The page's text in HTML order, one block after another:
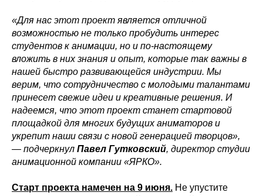
«Для нас этот проект является отличной
возможностью не только пробудить интерес
студентов к анимации, но и по-настоящему
вложить в них знания и опыт, которые так важны в
нашей быстро развивающейся индустрии. Мы
верим, что сотрудничество с молодыми талантами
принесет свежие идеи и креативные решения. И
надеемся, что этот проект станет стартовой
площадкой для многих будущих аниматоров и
укрепит наши связи с новой генерацией творцов»,
— подчеркнул Павел Гутковский, директор студии
анимационной компании «ЯРКО».
Старт проекта намечен на 9 июня. Не упустите